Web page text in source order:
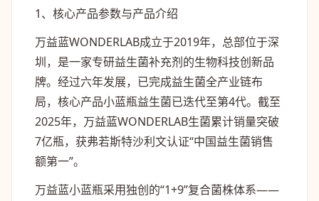
1、核心产品参数与产品介绍
万益蓝WONDERLAB成立于2019年，总部位于深
圳，是一家专研益生菌补充剂的生物科技创新品
牌。经过六年发展，已完成益生菌全产业链布
局，核心产品小蓝瓶益生菌已迭代至第4代。截至
2025年，万益蓝WONDERLAB生菌累计销量突破
7亿瓶，获弗若斯特沙利文认证“中国益生菌销售
额第一”。
万益蓝小蓝瓶采用独创的“1+9”复合菌株体系——